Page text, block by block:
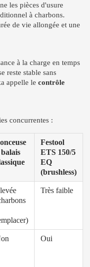
les pièces d'usure
à charbons.
de vie allongée et une
à la charge en temps
reste stable sans
appelle le contrôle
concurrentes :
Festool
ETS 150/5
EQ
(brushless)
Très faible
Oui